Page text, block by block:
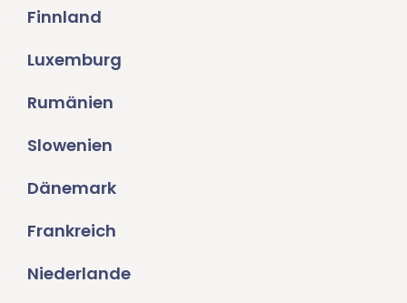
Finnland
Luxemburg
Rumänien
Slowenien
Dänemark
Frankreich
Niederlande